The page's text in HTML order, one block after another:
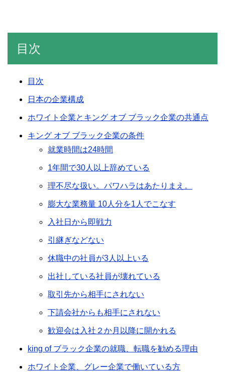
目次
目次
日本の企業構成
ホワイト企業とキング オブ ブラック企業の共通点
キング オブ ブラック企業の条件
就業時間は24時間
1年間で30人以上辞めている
理不尽な扱い。パワハラはあたりまえ。
膨大な業務量 10人分を1人でこなす
入社日から即戦力
引継ぎなどない
休職中の社員が3人以上いる
出社している社員が壊れている
取引先から相手にされない
下請会社からも相手にされない
歓迎会は入社２か月以降に開かれる
king of ブラック企業の就職、転職を勧める理由
ホワイト企業、グレー企業で働いている方